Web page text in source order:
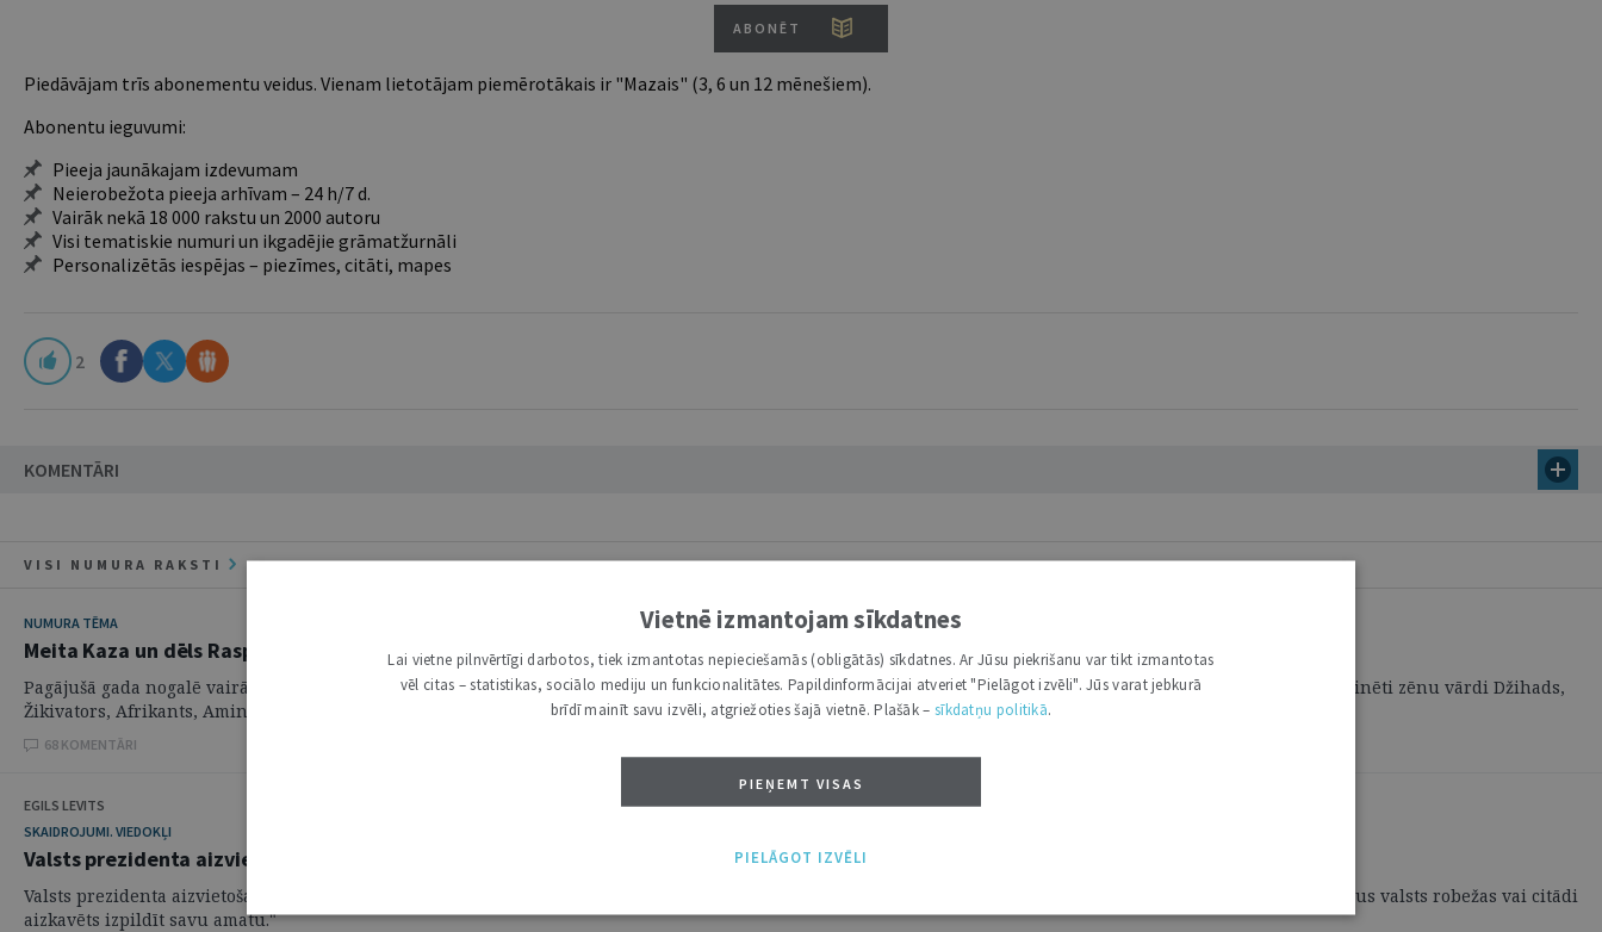
ABONĒT
Piedāvājam trīs abonementu veidus. Vienam lietotājam piemērotākais ir "Mazais" (3, 6 un 12 mēnešiem).
Abonentu ieguvumi:
Pieeja jaunākajam izdevumam
Neierobežota pieeja arhīvam – 24 h/7 d.
Vairāk nekā 18 000 rakstu un 2000 autoru
Visi tematiskie numuri un ikgadējie grāmatžurnāli
Personalizētās iespējas – piezīmes, citāti, mapes
2
KOMENTĀRI
VISI NUMURA RAKSTI
NUMURA TĒMA
Meita Kaza un dēls Raspodiņš: bērna vārda došanas tiesiskie aspekti
Pagājušā gada nogalē vairākos masu medijos parādījās pārskati par Latvijā sastopamajiem retajiem un neparastajiem vārdiem. Kā interesantākie piemēri tika minēti zēnu vārdi Džihads,
Žikivators, Afrikants, Aminžons, Pirāts, Ļeksus, savukārt starp ...
68 KOMENTĀRI
EGILS LEVITS
SKAIDROJUMI. VIEDOKĻI
Valsts prezidenta aizvietošana
Valsts prezidenta aizvietošanu nosaka Satversmes 52. panta otrais teikums: "Tāpat Saeimas priekšsēdētājs izpilda Valsts Prezidenta vietu, ja pēdējais atrodas ārpus valsts robežas vai citādi
aizkavēts izpildīt savu amatu."
Vietnē izmantojam sīkdatnes
Lai vietne pilnvērtīgi darbotos, tiek izmantotas nepieciešamās (obligātās) sīkdatnes. Ar Jūsu piekrišanu var tikt izmantotas
vēl citas – statistikas, sociālo mediju un funkcionalitātes. Papildinformācijai atveriet "Pielāgot izvēli". Jūs varat jebkurā
brīdī mainīt savu izvēli, atgriežoties šajā vietnē. Plašāk – sīkdatņu politikā.
PIEŅEMT VISAS
PIELĀGOT IZVĒLI